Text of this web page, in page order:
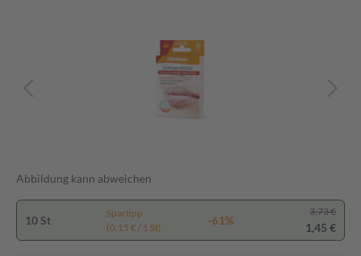
Abbildung kann abweichen
10 St
Spartipp
(0,15 € / 1 St)
-61%
3,73 €
1,45 €